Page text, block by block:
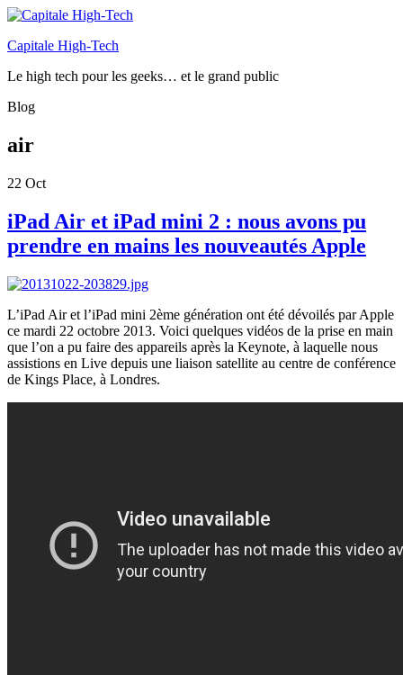
Capitale High-Tech
Le high tech pour les geeks… et le grand public
Blog
air
22 Oct
iPad Air et iPad mini 2 : nous avons pu
prendre en mains les nouveautés Apple
L’iPad Air et l’iPad mini 2ème génération ont été dévoilés par Apple
ce mardi 22 octobre 2013. Voici quelques vidéos de la prise en main
que l’on a pu faire des appareils après la Keynote, à laquelle nous
assistions en Live depuis une liaison satellite au centre de conférence
de Kings Place, à Londres.